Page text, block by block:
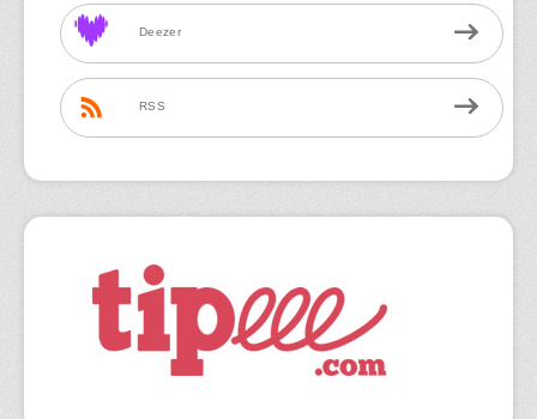
Deezer
RSS